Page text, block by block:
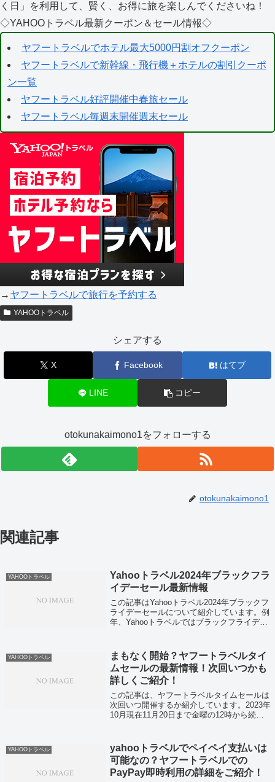
く日」を利用して、賢く、お得に旅を楽しんでくださいね！
◇YAHOOトラベル最新クーポン＆セール情報◇
ヤフートラベルでホテル最大5000円割オフクーポン
ヤフートラベルで新幹線・飛行機＋ホテルの割引クーポ
ン一覧
ヤフートラベル好評開催中春旅セール
ヤフートラベル毎週末開催週末セール
→ ヤフートラベルで旅行を予約する
YAHOOトラベル
シェアする
X Facebook はてブ
LINE コピー
otokunakaimono1をフォローする
otokunakaimono1
関連記事
YAHOOトラベル
Yahooトラベル2024年ブラックフラ
イデーセール最新情報
この記事はYahooトラベル2024年ブラックフ
ライデーセールについて紹介しています。例
年、Yahooトラベルではブラックフライデー
性が高いです。しかし、心...
YAHOOトラベル
まもなく開始？ヤフートラベルタイ
ムセールの最新情報！次回いつかも
詳しくご紹介！
この記事は、ヤフートラベルタイムセールは
次回いつ開催するか紹介しています。2023年
10月現在11月20日まで金曜の12時から続く
ベルタイムセールを利用したい...
YAHOOトラベル
yahooトラベルでペイペイ支払いは
可能なの？ヤフートラベルでの
PayPay即時利用の詳細をご紹介！